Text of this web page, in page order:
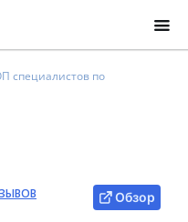
специалистов по
Обзор